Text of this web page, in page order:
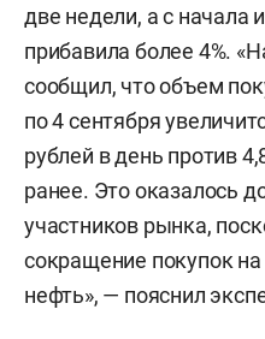
две недели, а с начала
прибавила более 4%.
сообщил, что объем
по 4 сентября
рублей в день против
ранее. Это оказалось
участников рынка,
сокращение покупок
нефть», — пояснил